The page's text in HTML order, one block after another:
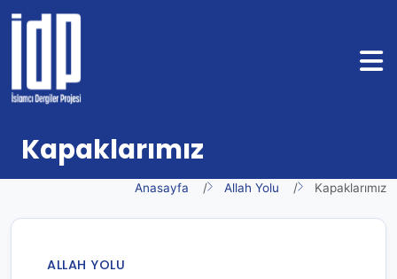
Kapaklarımız
Anasayfa Allah Yolu Kapaklarımız
ALLAH YOLU